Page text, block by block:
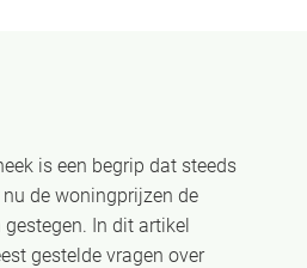
is een begrip dat steeds
de woningprijzen de
In dit artikel
gestelde vragen over